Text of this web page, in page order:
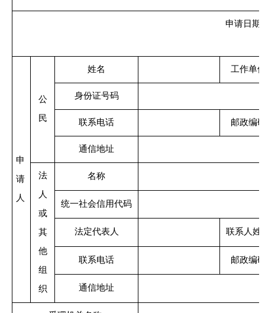
申请日期
申
请
人
公
民
姓名 工作单
身份证号码
联系电话 邮政编
通信地址
法
人
或
其
他
组
织
名称
统一社会信用代码
法定代表人 联系人姓
联系电话 邮政编
通信地址